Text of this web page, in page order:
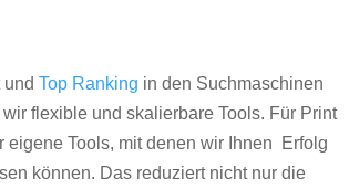
undTop Ranking in den Suchmaschinen
flexible und skalierbare Tools. Für Print
eigene Tools, mit denen wir Ihnen Erfolg
können. Das reduziert nicht nur die